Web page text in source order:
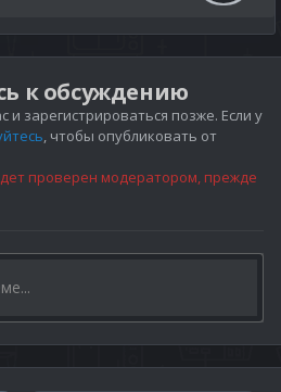
к обсуждению
зарегистрироваться позже. Если у
, чтобы опубликовать от
проверен модератором, прежде